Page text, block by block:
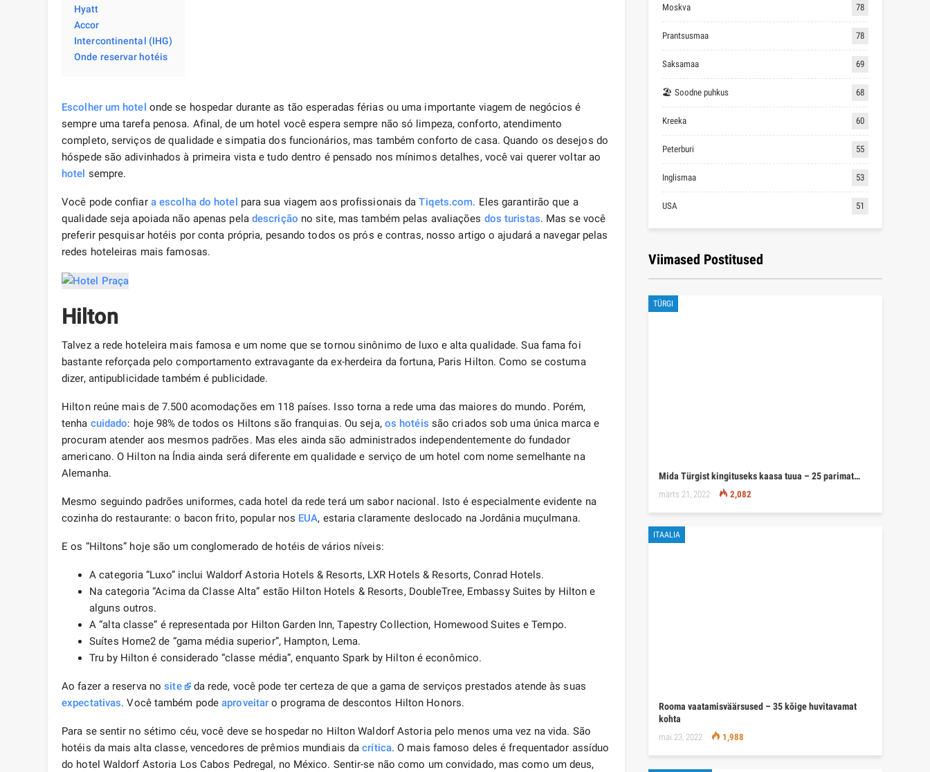
Hyatt
Accor
Intercontinental (IHG)
Onde reservar hotéis
Escolher um hotel onde se hospedar durante as tão esperadas férias ou uma importante viagem de negócios é
sempre uma tarefa penosa. Afinal, de um hotel você espera sempre não só limpeza, conforto, atendimento
completo, serviços de qualidade e simpatia dos funcionários, mas também conforto de casa. Quando os desejos do
hóspede são adivinhados à primeira vista e tudo dentro é pensado nos mínimos detalhes, você vai querer voltar ao
hotel sempre.
Você pode confiar a escolha do hotel para sua viagem aos profissionais daTiqets.com. Eles garantirão que a
qualidade seja apoiada não apenas pela descrição no site, mas também pelas avaliações dos turistas. Mas se você
preferir pesquisar hotéis por conta própria, pesando todos os prós e contras, nosso artigo o ajudará a navegar pelas
redes hoteleiras mais famosas.
Hilton
Talvez a rede hoteleira mais famosa e um nome que se tornou sinônimo de luxo e alta qualidade. Sua fama foi
bastante reforçada pelo comportamento extravagante da ex-herdeira da fortuna, Paris Hilton. Como se costuma
dizer, antipublicidade também é publicidade.
Hilton reúne mais de 7.500 acomodações em 118 países. Isso torna a rede uma das maiores do mundo. Porém,
tenha cuidado: hoje 98% de todos os Hiltons são franquias. Ou seja, os hotéis são criados sob uma única marca e
procuram atender aos mesmos padrões. Mas eles ainda são administrados independentemente do fundador
americano. O Hilton na Índia ainda será diferente em qualidade e serviço de um hotel com nome semelhante na
Alemanha.
Mesmo seguindo padrões uniformes, cada hotel da rede terá um sabor nacional. Isto é especialmente evidente na
cozinha do restaurante: o bacon frito, popular nos EUA, estaria claramente deslocado na Jordânia muçulmana.
E os “Hiltons” hoje são um conglomerado de hotéis de vários níveis:
A categoria “Luxo” inclui Waldorf Astoria Hotels & Resorts, LXR Hotels & Resorts, Conrad Hotels.
Na categoria “Acima da Classe Alta” estão Hilton Hotels & Resorts, DoubleTree, Embassy Suites by Hilton e
alguns outros.
A “alta classe” é representada por Hilton Garden Inn, Tapestry Collection, Homewood Suites e Tempo.
Suítes Home2 de “gama média superior”, Hampton, Lema.
Tru by Hilton é considerado “classe média”, enquanto Spark by Hilton é econômico.
Ao fazer a reserva nosite
da rede, você pode ter certeza de que a gama de serviços prestados atende às suas
expectativas. Você também podeaproveitar o programa de descontos Hilton Honors.
Para se sentir no sétimo céu, você deve se hospedar no Hilton Waldorf Astoria pelo menos uma vez na vida. São
hotéis da mais alta classe, vencedores de prêmios mundiais dacrítica. O mais famoso deles é frequentador assíduo
do hotel Waldorf Astoria Los Cabos Pedregal, no México. Sentir-se não como um convidado, mas como um deus,
Moskva 78
Prantsusmaa 78
Saksamaa 69
🏖 Soodne puhkus 68
Kreeka 60
Peterburi 55
Inglismaa 53
USA 51
Viimased Postitused
TÜRGI
Mida Türgist kingituseks kaasa tuua – 25 parimat…
märts 21, 2022 2,082
ITAALIA
Rooma vaatamisväärsused – 35 kõige huvitavamat
kohta
mai 23, 2022 1,988